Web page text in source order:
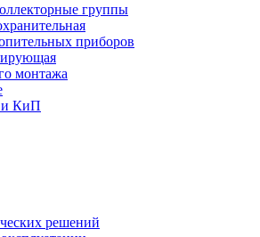
группы
приборов
монтажа
и КиП
решений